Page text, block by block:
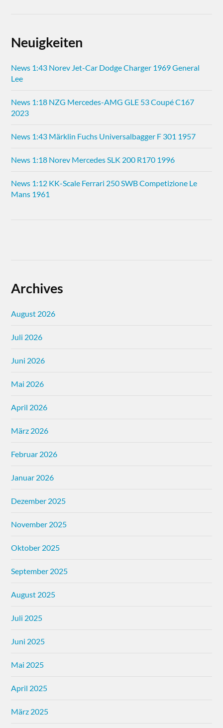
Neuigkeiten
News 1:43 Norev Jet-Car Dodge Charger 1969 General
Lee
News 1:18 NZG Mercedes-AMG GLE 53 Coupé C167
2023
News 1:43 Märklin Fuchs Universalbagger F 301 1957
News 1:18 Norev Mercedes SLK 200 R170 1996
News 1:12 KK-Scale Ferrari 250 SWB Competizione Le
Mans 1961
Archives
August 2026
Juli 2026
Juni 2026
Mai 2026
April 2026
März 2026
Februar 2026
Januar 2026
Dezember 2025
November 2025
Oktober 2025
September 2025
August 2025
Juli 2025
Juni 2025
Mai 2025
April 2025
März 2025